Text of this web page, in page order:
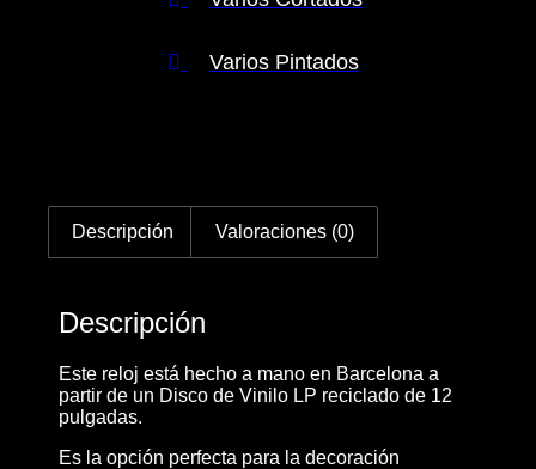
Varios Pintados
Descripción Valoraciones (0)
Descripción
Este reloj está hecho a mano en Barcelona a
partir de un Disco de Vinilo LP reciclado de 12
pulgadas.
Es la opción perfecta para la decoración